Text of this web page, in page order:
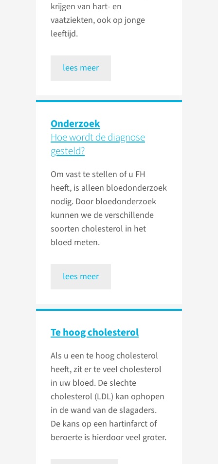
krijgen van hart- en
vaatziekten, ook op jonge
leeftijd.
lees meer
Onderzoek
Hoe wordt de diagnose
gesteld?
Om vast te stellen of u FH
heeft, is alleen bloedonderzoek
nodig. Door bloedonderzoek
kunnen we de verschillende
soorten cholesterol in het
bloed meten.
lees meer
Te hoog cholesterol
Als u een te hoog cholesterol
heeft, zit er te veel cholesterol
in uw bloed. De slechte
cholesterol (LDL) kan ophopen
in de wand van de slagaders.
De kans op een hartinfarct of
beroerte is hierdoor veel groter.